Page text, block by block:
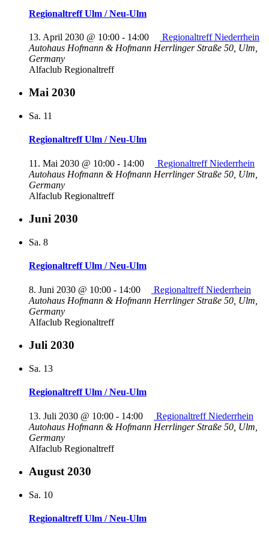
Regionaltreff Ulm / Neu-Ulm
13. April 2030 @ 10:00 - 14:00
Regionaltreff Niederrhein
Autohaus Hofmann & Hofmann Herrlinger Straße 50, Ulm,
Germany
Alfaclub Regionaltreff
Mai 2030
Sa. 11
Regionaltreff Ulm / Neu-Ulm
11. Mai 2030 @ 10:00 - 14:00
Regionaltreff Niederrhein
Autohaus Hofmann & Hofmann Herrlinger Straße 50, Ulm,
Germany
Alfaclub Regionaltreff
Juni 2030
Sa. 8
Regionaltreff Ulm / Neu-Ulm
8. Juni 2030 @ 10:00 - 14:00
Regionaltreff Niederrhein
Autohaus Hofmann & Hofmann Herrlinger Straße 50, Ulm,
Germany
Alfaclub Regionaltreff
Juli 2030
Sa. 13
Regionaltreff Ulm / Neu-Ulm
13. Juli 2030 @ 10:00 - 14:00
Regionaltreff Niederrhein
Autohaus Hofmann & Hofmann Herrlinger Straße 50, Ulm,
Germany
Alfaclub Regionaltreff
August 2030
Sa. 10
Regionaltreff Ulm / Neu-Ulm